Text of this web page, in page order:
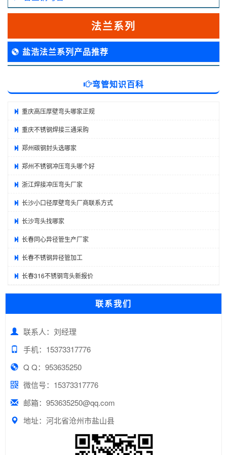
法兰系列
盐浩法兰系列产品推荐
弯管知识百科
重庆高压厚壁弯头哪家正规
重庆不锈钢焊接三通采购
郑州碳钢封头选哪家
郑州不锈钢冲压弯头哪个好
浙江焊接冲压弯头厂家
长沙小口径厚壁弯头厂商联系方式
长沙弯头找哪家
长春同心异径管生产厂家
长春不锈钢异径管加工
长春316不锈钢弯头新报价
联系我们
联系人：刘经理
手机：15373317776
Q Q：953635250
微信号：15373317776
邮箱：953635250@qq.com
地址：河北省沧州市盐山县